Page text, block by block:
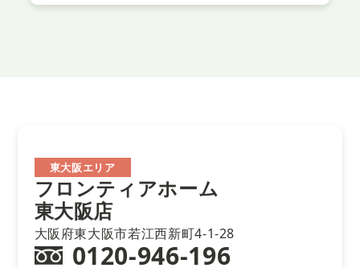
東大阪エリア
フロンティアホーム
東大阪店
大阪府東大阪市若江西新町4-1-28
0120-946-196